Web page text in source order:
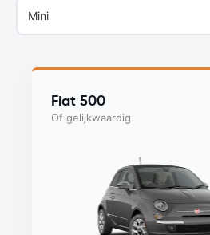
Mini
Fiat 500
Of gelijkwaardig